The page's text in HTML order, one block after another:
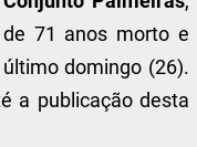
71 anos morto e
domingo (26).
a publicação desta